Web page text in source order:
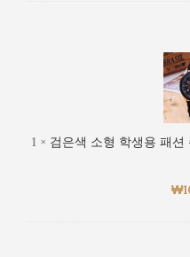
1 × 검은색 소형 학생용 패
₩